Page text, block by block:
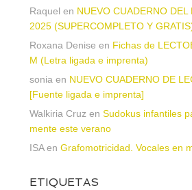
Raquel en NUEVO CUADERNO
2025 (SUPERCOMPLETO Y
Roxana Denise en Fichas de
M (Letra ligada e imprenta)
sonia en NUEVO CUADERNO DE
[Fuente ligada e imprenta]
Walkiria Cruz en Sudokus infantiles
mente este verano
ISAen Grafomotricidad. Vocales en
ETIQUETAS